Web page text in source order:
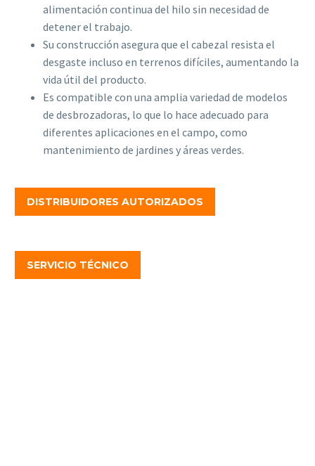
alimentación continua del hilo sin necesidad de
detener el trabajo.
Su construcción asegura que el cabezal resista el
desgaste incluso en terrenos difíciles, aumentando la
vida útil del producto.
Es compatible con una amplia variedad de modelos
de desbrozadoras, lo que lo hace adecuado para
diferentes aplicaciones en el campo, como
mantenimiento de jardines y áreas verdes.
DISTRIBUIDORES AUTORIZADOS
SERVICIO TÉCNICO